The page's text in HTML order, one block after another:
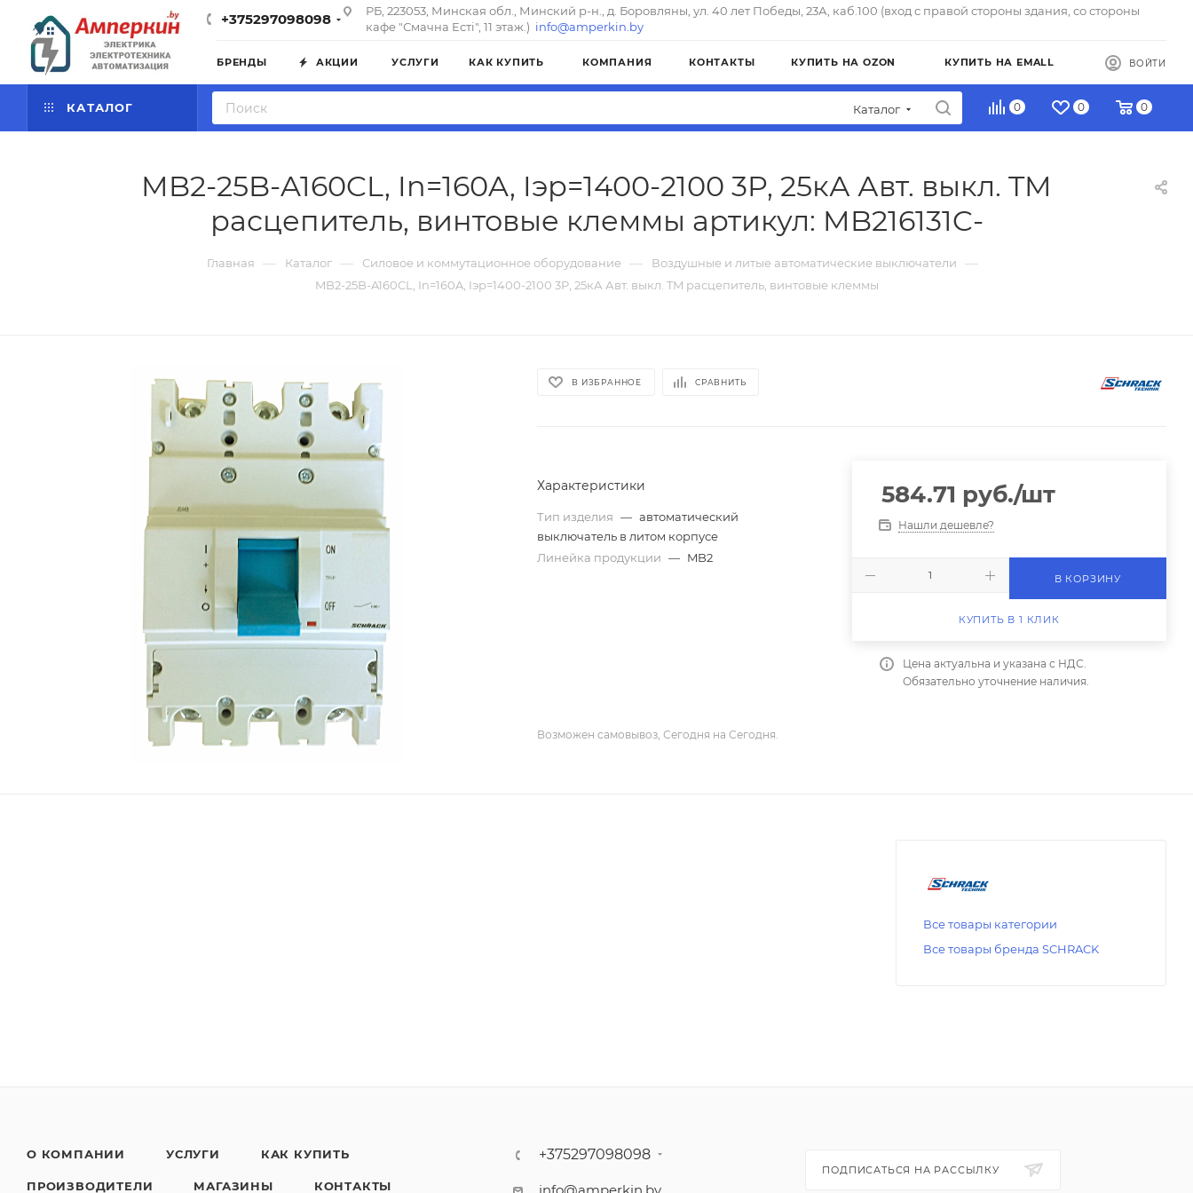
+375297098098
РБ, 223053, Минская обл., Минский р-н., д. Боровляны, ул. 40 лет Победы, 23А, каб.100 (вход с правой стороны здания, со стороны
кафе "Смачна Естi", 11 этаж.) info@amperkin.by
БРЕНДЫ АКЦИИ УСЛУГИ КАК КУПИТЬ КОМПАНИЯ КОНТАКТЫ КУПИТЬ НА OZON КУПИТЬ НА EMALL ВОЙТИ
КАТАЛОГ Каталог 0 0 0
MB2-25B-A160CL, In=160A, Iэр=1400-2100 3P, 25кА Авт. выкл. TM
расцепитель, винтовые клеммы артикул: MB216131C-
Главная — Каталог — Силовое и коммутационное оборудование — Воздушные и литые автоматические выключатели —
MB2-25B-A160CL, In=160A, Iэр=1400-2100 3P, 25кА Авт. выкл. TM расцепитель, винтовые клеммы
В ИЗБРАННОЕ СРАВНИТЬ
Характеристики
Тип изделия — автоматический
выключатель в литом корпусе
Линейка продукции — MB2
584.71 руб./шт
Нашли дешевле?
В КОРЗИНУ
КУПИТЬ В 1 КЛИК
Цена актуальна и указана с НДС.
Обязательно уточнение наличия.
Возможен самовывоз, Сегодня на Сегодня.
Все товары категории
Все товары бренда SCHRACK
О КОМПАНИИ УСЛУГИ КАК КУПИТЬ
ПРОИЗВОДИТЕЛИ МАГАЗИНЫ КОНТАКТЫ
+375297098098
ПОДПИСАТЬСЯ НА РАССЫЛКУ